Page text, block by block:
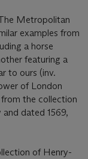
Metropolitan
examples from
a horse
featuring a
to ours (inv.
of London
the collection
dated 1569,
of Henry-